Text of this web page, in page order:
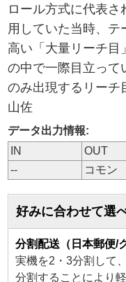
ロール方式に代表
用していた当時、テ
高い「大量リーチ目
の中で一際目立って
のみ出現するリーチ
山佐
データ出力情報:
IN
OUT
--
コモン
好みに合わせて選
分割配送（日本郵便/
実機を2・3分割して
分割することにより